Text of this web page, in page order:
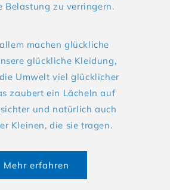
Belastung zu verringern.
machen glückliche
glückliche Kleidung,
Umwelt viel glücklicher
zaubert ein Lächeln auf
und natürlich auch
Kleinen, die sie tragen.
Mehr erfahren